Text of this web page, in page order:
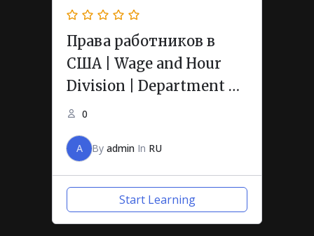
Права работников в
США | Wage and Hour
Division | Department of
Labor
0
A By admin In RU
Start Learning